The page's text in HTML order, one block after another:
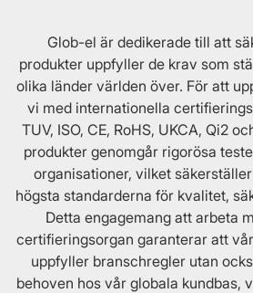
Glob-el är dedikerade till att
produkter uppfyller de krav som
olika länder världen över. För att
vi med internationella
TUV, ISO, CE, RoHS, UKCA, Qi2
produkter genomgår rigorösa
organisationer, vilket
högsta standarderna för kvalitet,
Detta engagemang att arbeta
certifieringsorgan garanterar att
uppfyller branschregler utan
behoven hos vår globala kundbas,